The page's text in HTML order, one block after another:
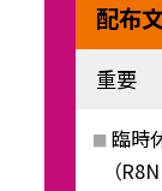
配布
重要
臨時
（